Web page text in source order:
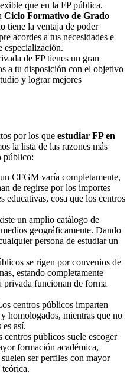
que en la FP pública.
Ciclo Formativo de Grado
tiene la ventaja de poder
acordes a tus necesidades e
especialización.
de FP tienes un gran
a tu disposición con el objetivo
y lograr mejores
por los que estudiar FP en
la lista de las razones más
público:
CFGM varía completamente,
de regirse por los importes
educativas, cosa que los centros
un amplio catálogo de
geográficamente. Dando
persona de estudiar un
se rigen por convenios de
estando completamente
privada funcionan de forma
centros públicos imparten
homologados, mientras que no
así.
públicos suele escoger
formación académica,
ser perfiles con mayor